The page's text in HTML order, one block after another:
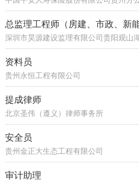
21部
总监理工程师（房建、市政、新
深圳市昊源建设监理有限公司贵阳观山
公司
资料员
贵州永恒工程有限公司
提成律师
北京圣伟（遵义）律师事务所
安全员
贵州金正大生态工程有限公司
审计助理